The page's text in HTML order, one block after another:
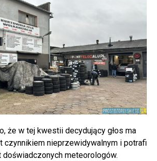
że w tej kwestii decydujący głos ma
czynnikiem nieprzewidywalnym i potrafi
meteorologów.